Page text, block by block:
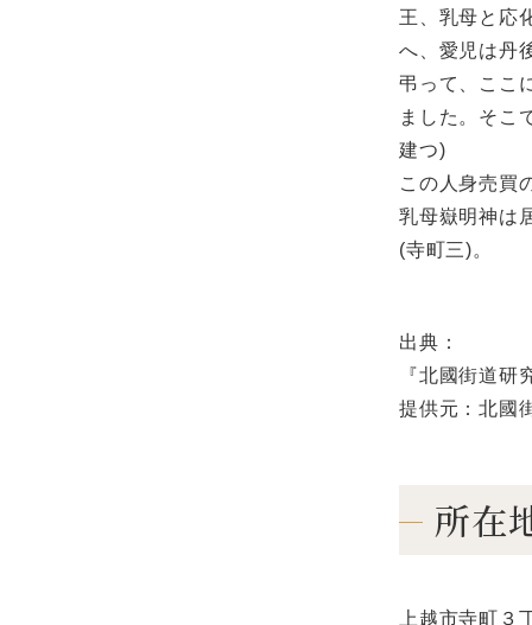
王、乳母と応
へ、愛児は丹
弔って、ここ
ました。そこ
建つ)
この人身売買
乳母嶽明神は
(寺町三)。
出典：
『北國街道
提供元：北國
所在
上越市寺町３